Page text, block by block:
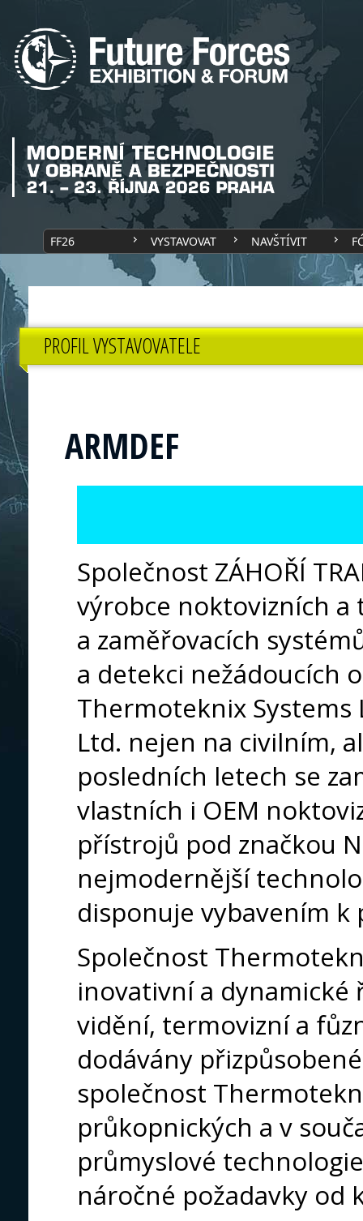
FF26 VYSTAVOVAT NAVŠTÍVIT
PROFIL VYSTAVOVATELE
ARMDEF
Společnost ZÁHOŘÍ
výrobce noktovizních a
a zaměřovacích
a detekci nežádoucích
Thermoteknix Systems
Ltd. nejen na civilním,
posledních letech se
vlastních i OEM
přístrojů pod značkou
nejmodernější
disponuje vybavením k
Společnost
inovativní a
vidění, termovizní a
dodávány
společnost
průkopnických a v
průmyslové
náročné požadavky od